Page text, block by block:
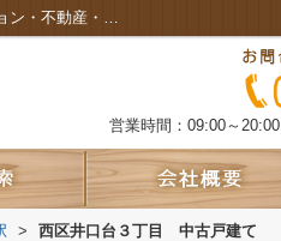
西区井口台３丁目 中古戸建ての過去掲載物件｜広島市の新築中古一戸建て・マンション・不動産・土地のことなら株式会社カルムホーム
営業時間：09:00～20:00
> 西区井口台３丁目 中古戸建て